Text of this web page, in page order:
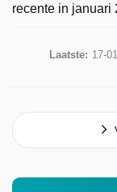
recente in januari
Laatste: 17-